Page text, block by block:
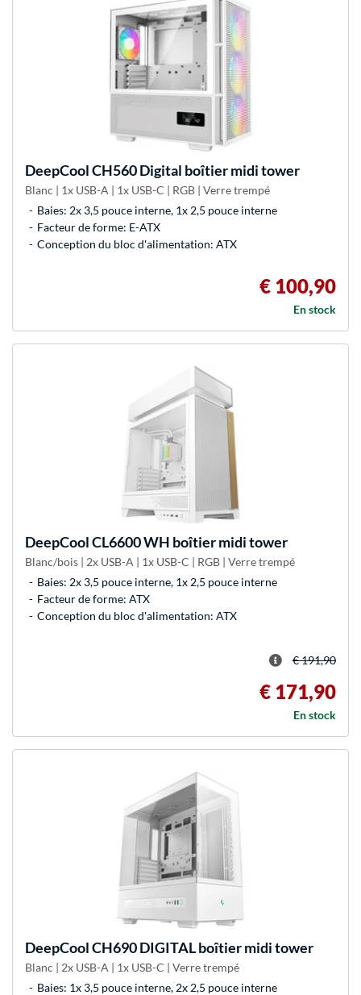
DeepCoolCH560 Digital boîtier midi tower
Blanc | 1x USB-A | 1x USB-C | RGB | Verre trempé
Baies: 2x 3,5 pouce interne, 1x 2,5 pouce interne
Facteur de forme: E-ATX
Conception du bloc d'alimentation: ATX
€ 100,90
En stock
DeepCoolCL6600 WH boîtier midi tower
Blanc/bois | 2x USB-A | 1x USB-C | RGB | Verre trempé
Baies: 2x 3,5 pouce interne, 1x 2,5 pouce interne
Facteur de forme: ATX
Conception du bloc d'alimentation: ATX
€ 191,90
€ 171,90
En stock
DeepCoolCH690 DIGITAL boîtier midi tower
Blanc | 2x USB-A | 1x USB-C | Verre trempé
Baies: 1x 3,5 pouce interne, 2x 2,5 pouce interne